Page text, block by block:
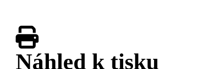
Náhled k tisku